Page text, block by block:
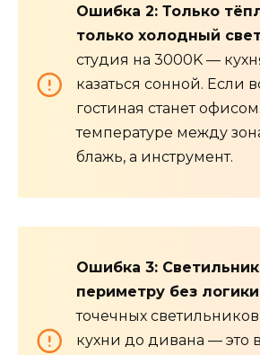
Ошибка 2: Только
только холодный
студия на 3000K —
казаться сонной. Если
гостиная станет
температуре между
блажь, а инструмент.
Ошибка 3:
периметру без
точечных
кухни до дивана — это